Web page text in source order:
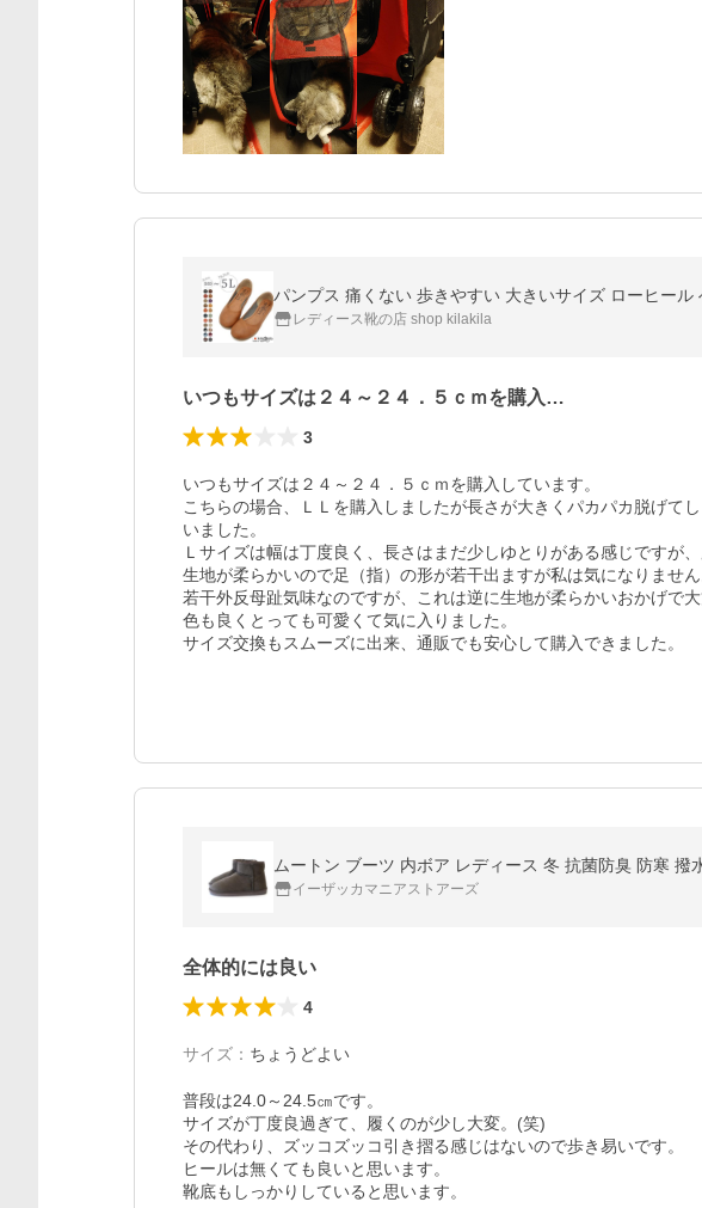
レディース靴の店 shop kilakila
いつもサイズは２４～２４．５ｃｍを購入…
3
いつもサイズは２４～２４．５ｃｍを購入しています。
こちらの場合、ＬＬを購入しましたが長さが大きくパカパカ脱げて
いました。
Ｌサイズは幅は丁度良く、長さはまだ少しゆとりがある感じですが
生地が柔らかいので足（指）の形が若干出ますが私は気になりません
若干外反母趾気味なのですが、これは逆に生地が柔らかいおかげで大
色も良くとっても可愛くて気に入りました。
サイズ交換もスムーズに出来、通販でも安心して購入できました。
ムートン ブーツ 内ボア レディース 冬 抗菌防臭 防寒
イーザッカマニアストアーズ
全体的には良い
4
サイズ ： ちょうどよい
普段は24.0～24.5㎝です。
サイズが丁度良過ぎて、履くのが少し大変。(笑)
その代わり、ズッコズッコ引き摺る感じはないので歩き易いです。
ヒールは無くても良いと思います。
靴底もしっかりしていると思います。